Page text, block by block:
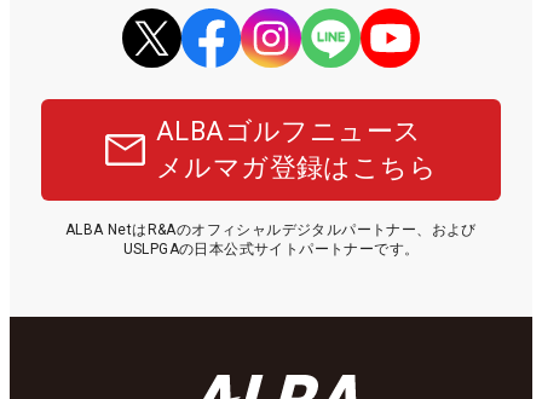
ALBAゴルフニュース
メルマガ登録はこちら
ALBA NetはR&Aのオフィシャルデジタルパートナー、および
USLPGAの日本公式サイトパートナーです。